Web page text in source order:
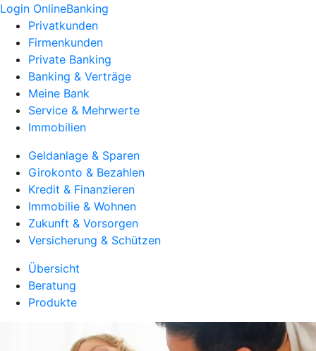
Login OnlineBanking
Privatkunden
Firmenkunden
Private Banking
Banking & Verträge
Meine Bank
Service & Mehrwerte
Immobilien
Geldanlage & Sparen
Girokonto & Bezahlen
Kredit & Finanzieren
Immobilie & Wohnen
Zukunft & Vorsorgen
Versicherung & Schützen
Übersicht
Beratung
Produkte